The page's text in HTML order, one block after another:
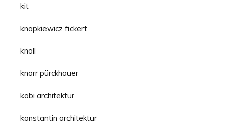
kit
knapkiewicz fickert
knoll
knorr pürckhauer
kobi architektur
konstantin architektur